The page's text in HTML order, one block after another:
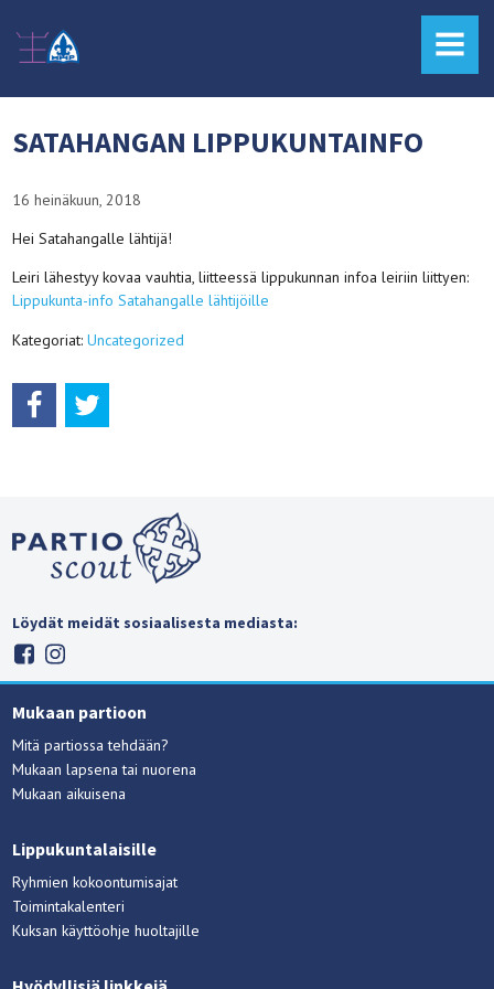
MENU
SATAHANGAN LIPPUKUNTAINFO
16 heinäkuun, 2018
Hei Satahangalle lähtijä!
Leiri lähestyy kovaa vauhtia, liitteessä lippukunnan infoa leiriin liittyen:
Lippukunta-info Satahangalle lähtijöille
Kategoriat:Uncategorized
Löydät meidät sosiaalisesta mediasta:
Mukaan partioon
Mitä partiossa tehdään?
Mukaan lapsena tai nuorena
Mukaan aikuisena
Lippukuntalaisille
Ryhmien kokoontumisajat
Toimintakalenteri
Kuksan käyttöohje huoltajille